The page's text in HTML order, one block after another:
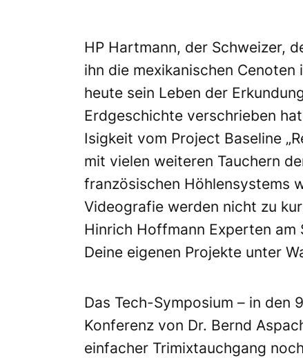
HP Hartmann, der Schweizer,
ihn die mexikanischen
heute sein Leben der
Erdgeschichte verschrieben
Isigkeit vom Project Baseline
mit vielen weiteren Tauchern
französischen Höhlensystems
Videografie werden nicht zu
Hinrich Hoffmann Experten
Deine eigenen Projekte unter
Das Tech-Symposium – in den
Konferenz von Dr. Bernd
einfacher Trimixtauchgang